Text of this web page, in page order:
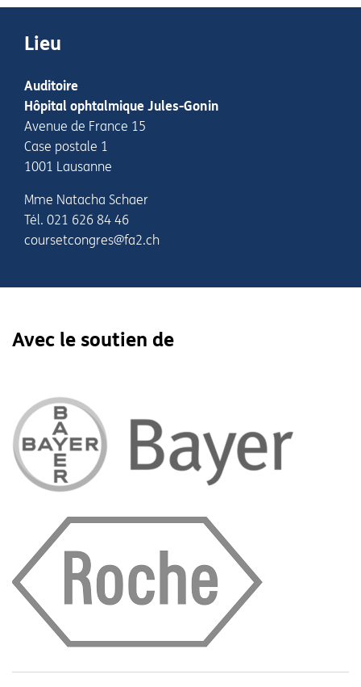
Lieu
Auditoire
Hôpital ophtalmique Jules-Gonin
Avenue de France 15
Case postale 1
1001 Lausanne
Mme Natacha Schaer
Tél. 021 626 84 46
coursetcongres@fa2.ch
Avec le soutien de